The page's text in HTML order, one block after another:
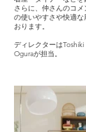
さらに、仲さんのコ
の使いやすさや快適
おります。
ディレクターは
Oguraが担当。